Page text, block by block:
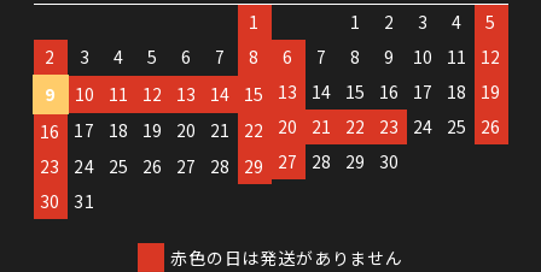
1
2
3 4 5 6 7
8
9
10 11 12 13 14
15
16
17 18 19 20 21
22
23
24 25 26 27 28
29
30
31
1
2 3 4
5
6
7 8 9 10 11
12
13
14 15 16 17 18
19
20
21 22 23 24 25
26
27
28 29 30
赤色の日は発送がありません